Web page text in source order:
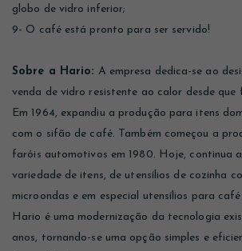
globo de vidro inferior;
9- O café está pronto para ser servido!
Sobre a Hario: A empresa dedica-se ao
venda de vidro resistente ao calor desde que
Em 1964, expandiu a produção para itens
com o sifão de café. Também começou a
faróis automotivos em 1980. Hoje, continua
variedade de itens, de utensílios de cozinha
microondas e em especial utensílios para
Hario é uma modernização da tecnologia
anos, tornando-se uma opção simples e